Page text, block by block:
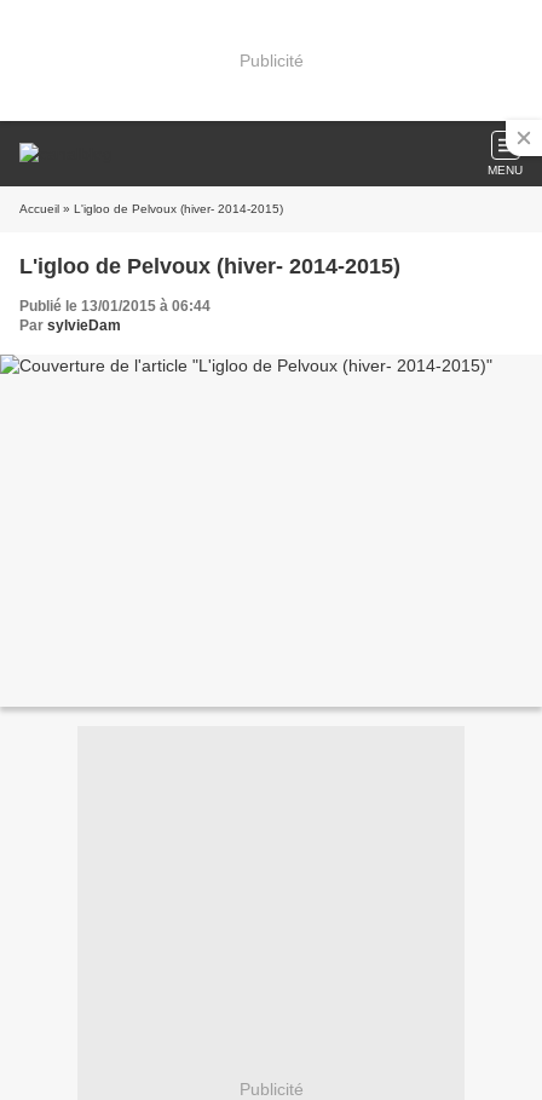
Publicité
MENU
Accueil » L'igloo de Pelvoux (hiver- 2014-2015)
L'igloo de Pelvoux (hiver- 2014-2015)
Publié le 13/01/2015 à 06:44
Par sylvieDam
Publicité